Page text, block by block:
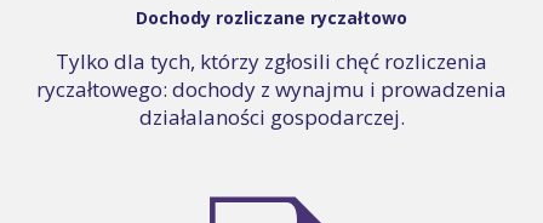
Dochody rozliczane ryczałtowo
Tylko dla tych, którzy zgłosili chęć rozliczenia
ryczałtowego: dochody z wynajmu i prowadzenia
działalaności gospodarczej.